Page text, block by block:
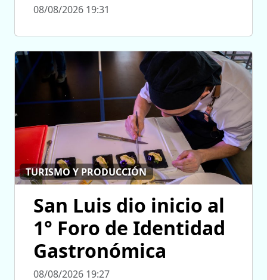
08/08/2026 19:31
TURISMO Y PRODUCCIÓN
San Luis dio inicio al
1° Foro de Identidad
Gastronómica
08/08/2026 19:27